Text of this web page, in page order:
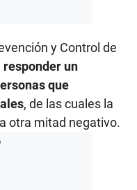
y Control de
responder un
que
, de las cuales la
otra mitad negativo.